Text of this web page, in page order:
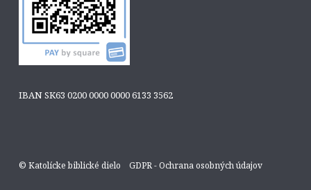
IBAN SK63 0200 0000 0000 6133 3562
© Katolícke biblické dielo GDPR - Ochrana osobných údajov